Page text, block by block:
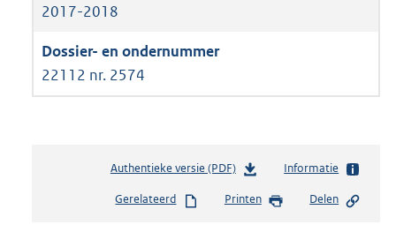
2017-2018
22112 nr. 2574
Authentieke versie (PDF)b
s
Informatie
Gerelateerd Printen Delen